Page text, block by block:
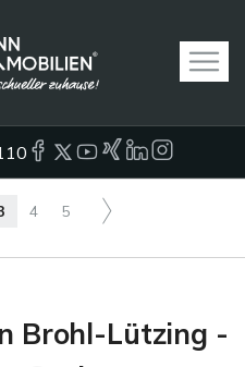
4 5
Brohl-Lützing -